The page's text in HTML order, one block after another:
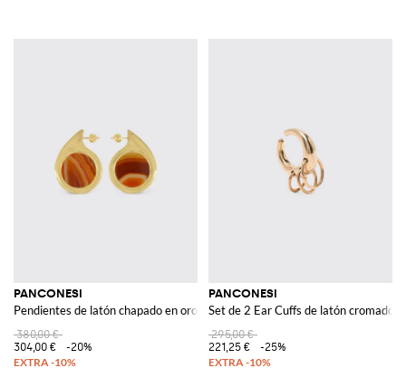
PANCONESI
Pendientes de latón chapado en oro de 18 kt y ágata
380,00 €
304,00 €
-20%
PANCONESI
Set de 2 Ear Cuffs de latón cromado
295,00 €
221,25 €
-25%